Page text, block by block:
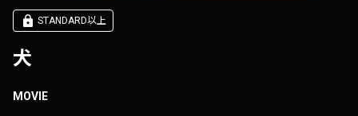
STANDARD以上
犬
MOVIE